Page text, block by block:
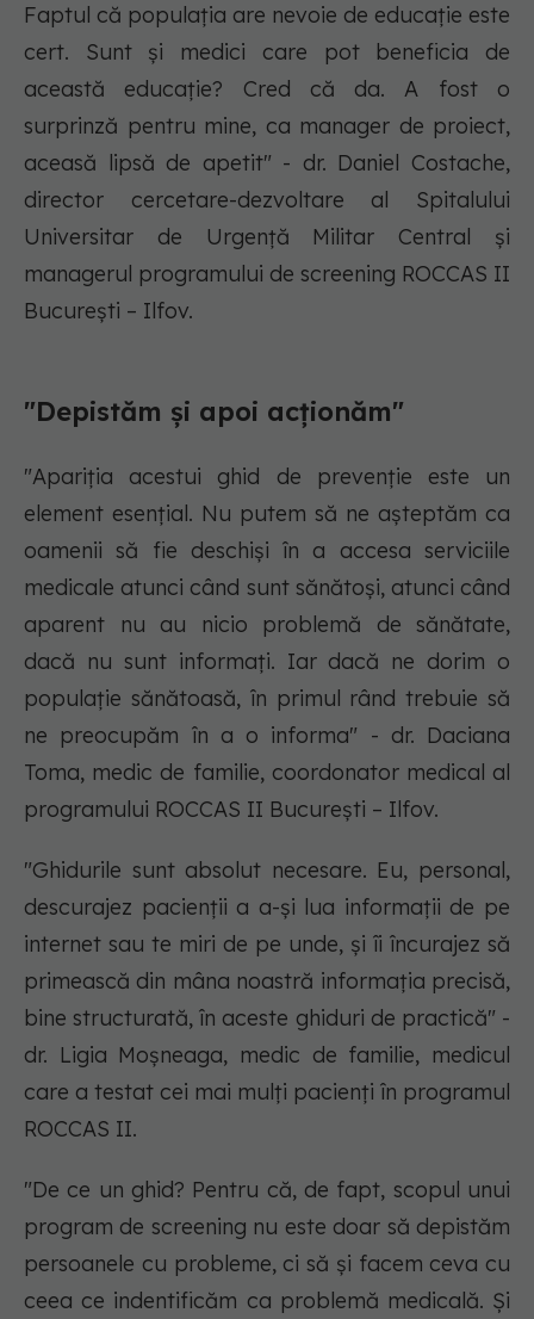
Faptul că populația are nevoie de educație este
cert. Sunt și medici care pot beneficia de
această educație? Cred că da. A fost o
surprinză pentru mine, ca manager de proiect,
aceasă lipsă de apetit" - dr. Daniel Costache,
director cercetare-dezvoltare al Spitalului
Universitar de Urgență Militar Central și
managerul programului de screening ROCCAS II
București – Ilfov.
"Depistăm și apoi acționăm"
"Apariția acestui ghid de prevenție este un
element esențial. Nu putem să ne așteptăm ca
oamenii să fie deschiși în a accesa serviciile
medicale atunci când sunt sănătoși, atunci când
aparent nu au nicio problemă de sănătate,
dacă nu sunt informați. Iar dacă ne dorim o
populație sănătoasă, în primul rând trebuie să
ne preocupăm în a o informa" - dr. Daciana
Toma, medic de familie, coordonator medical al
programului ROCCAS II București – Ilfov.
"Ghidurile sunt absolut necesare. Eu, personal,
descurajez pacienții a a-și lua informații de pe
internet sau te miri de pe unde, și îi încurajez să
primească din mâna noastră informația precisă,
bine structurată, în aceste ghiduri de practică" -
dr. Ligia Moșneaga, medic de familie, medicul
care a testat cei mai mulți pacienți în programul
ROCCAS II.
"De ce un ghid? Pentru că, de fapt, scopul unui
program de screening nu este doar să depistăm
persoanele cu probleme, ci să și facem ceva cu
ceea ce indentificăm ca problemă medicală. Și